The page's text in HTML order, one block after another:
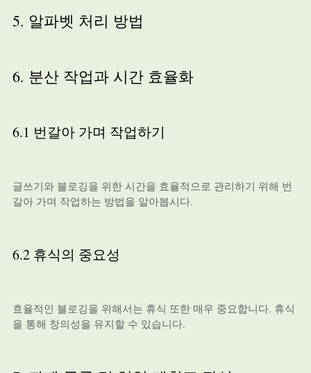
5. 알파벳 처리 방법
6. 분산 작업과 시간 효율화
6.1 번갈아 가며 작업하기
글쓰기와 블로깅을 위한 시간을 효율적으로 관리하기 위해 번
갈아 가며 작업하는 방법을 알아봅시다.
6.2 휴식의 중요성
효율적인 블로깅을 위해서는 휴식 또한 매우 중요합니다. 휴식
을 통해 창의성을 유지할 수 있습니다.